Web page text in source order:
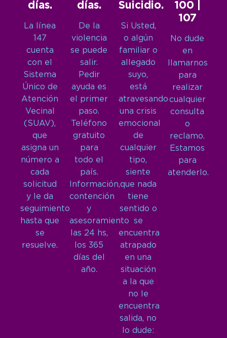
días.
La línea
147
cuenta
con el
Sistema
Único de
Atención
Vecinal
(SUAV),
que
asigna un
número a
cada
solicitud
y le da
seguimiento
hasta que
se
resuelve.
días.
De la
violencia
se puede
salir.
Pedir
ayuda es
el primer
paso.
Teléfono
gratuito
para
todo el
país.
Información,
contención
y
asesoramiento
las 24 hs,
los 365
días del
año.
Suicidio.
Si Usted,
o algún
familiar o
allegado
suyo,
está
atravesando
una crisis
emocional
de
cualquier
tipo,
siente
que nada
tiene
sentido o
se
encuentra
atrapado
en una
situación
a la que
no le
encuentra
salida, no
lo dude:
100 |
107
No dude
en
llamarnos
para
realizar
cualquier
consulta
o
reclamo.
Estamos
para
atenderlo.